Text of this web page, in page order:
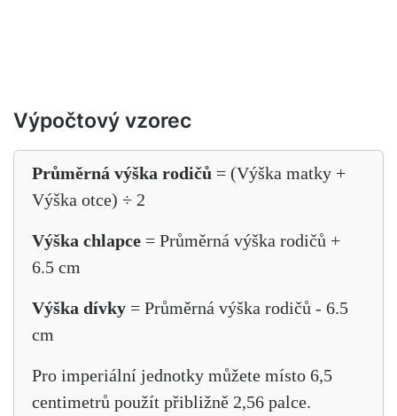
Výpočtový vzorec
Průměrná výška rodičů = (Výška matky +
Výška otce) ÷ 2
Výška chlapce = Průměrná výška rodičů +
6.5 cm
Výška dívky = Průměrná výška rodičů - 6.5
cm
Pro imperiální jednotky můžete místo 6,5
centimetrů použít přibližně 2,56 palce.